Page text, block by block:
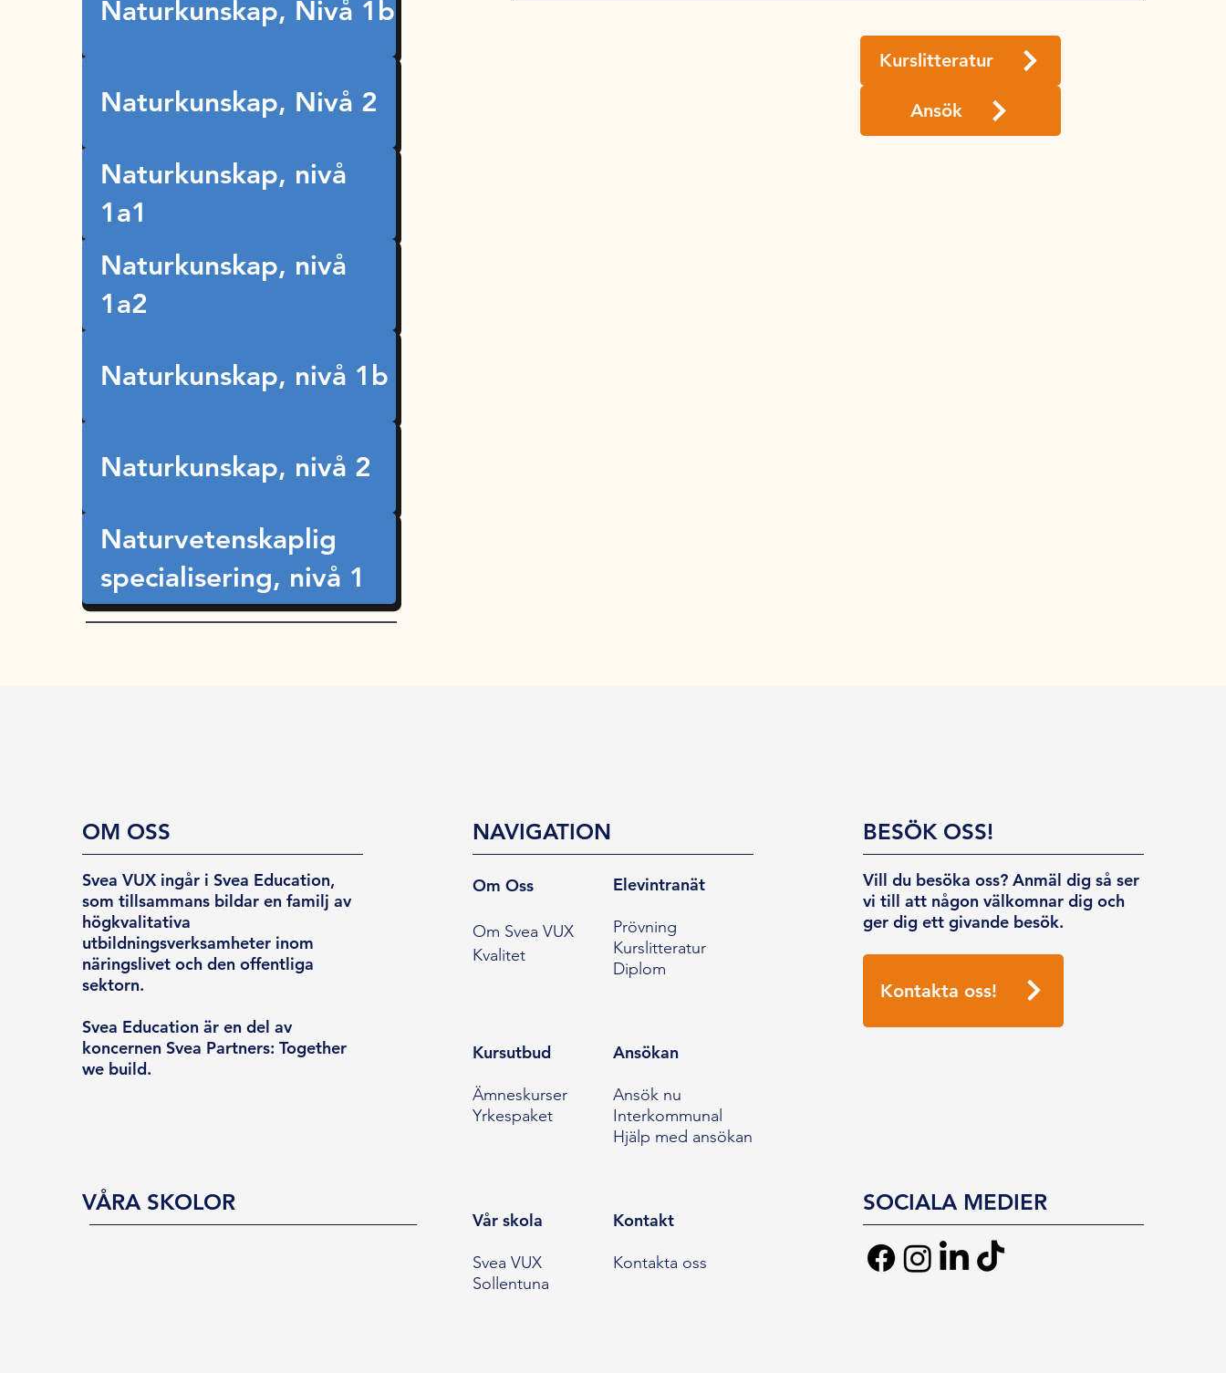
Naturkunskap, Nivå 1b
Naturkunskap, Nivå 2
Naturkunskap, nivå
1a1
Naturkunskap, nivå
1a2
Naturkunskap, nivå 1b
Naturkunskap, nivå 2
Naturvetenskaplig
specialisering, nivå 1
Kurslitteratur
Ansök
OM OSS
Svea VUX ingår i Svea Education,
som tillsammans bildar en familj av
högkvalitativa
utbildningsverksamheter inom
näringslivet och den offentliga
sektorn.
Svea Education är en del av
koncernen Svea Partners: Together
we build.
VÅRA SKOLOR
NAVIGATION
Om Oss
Om Svea VUX
Kvalitet
Elevintranät
Prövning
Kurslitteratur
Diplom
Kursutbud
Ämneskurser
Yrkespaket
Ansökan
Ansök nu
Interkommunal
Hjälp med ansökan
Vår skola
Svea VUX
Sollentuna
Kontakt
Kontakta oss
BESÖK OSS!
Vill du besöka oss? Anmäl dig så ser
vi till att någon välkomnar dig och
ger dig ett givande besök.
Kontakta oss!
SOCIALA MEDIER